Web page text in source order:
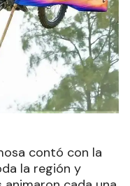
contó con la
la región y